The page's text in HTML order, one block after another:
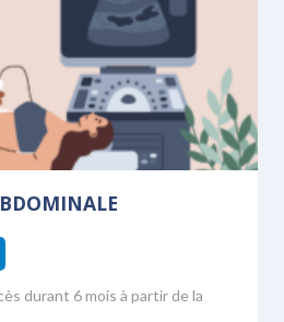
durant 6 mois à partir de la